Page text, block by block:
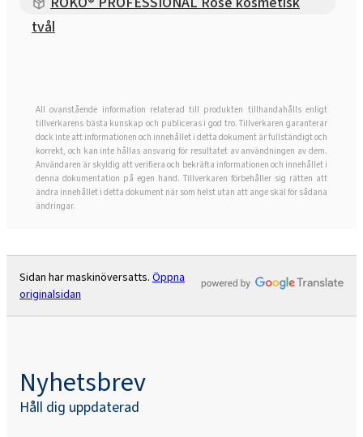
tvål
All ovanstående information relaterad till produkten tillhandahålls enligt
tillverkarens bästa kunskap och publiceras i god tro. Tillverkaren garanterar
dock inte att informationen och innehållet i detta dokument är fullständigt och
korrekt, och kan inte hållas ansvarig för resultatet av användningen av dem.
Användaren är skyldig att verifiera och bekräfta informationen och innehållet i
denna dokumentation på egen hand. Tillverkaren förbehåller sig rätten att
ändra innehållet i detta dokument när som helst utan att ange skäl för sådana
ändringar.
Sidan har maskinöversatts. Öppna
originalsidan
Nyhetsbrev
Håll dig uppdaterad